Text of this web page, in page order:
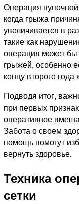
Операция
когда грыжа
увеличивается в
такие как
операция может
грыжей, особенно
концу второго года
Подводя итог,
при первых
оперативное
Забота о своем
помощь помогут
вернуть здоровье.
Техника
сетки